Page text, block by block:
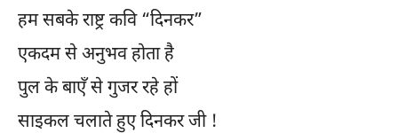
हम सबके राष्ट्र कवि “दिनकर”
एकदम से अनुभव होता है
पुल के बाएँ से गुजर रहे हों
साइकल चलाते हुए दिनकर जी !